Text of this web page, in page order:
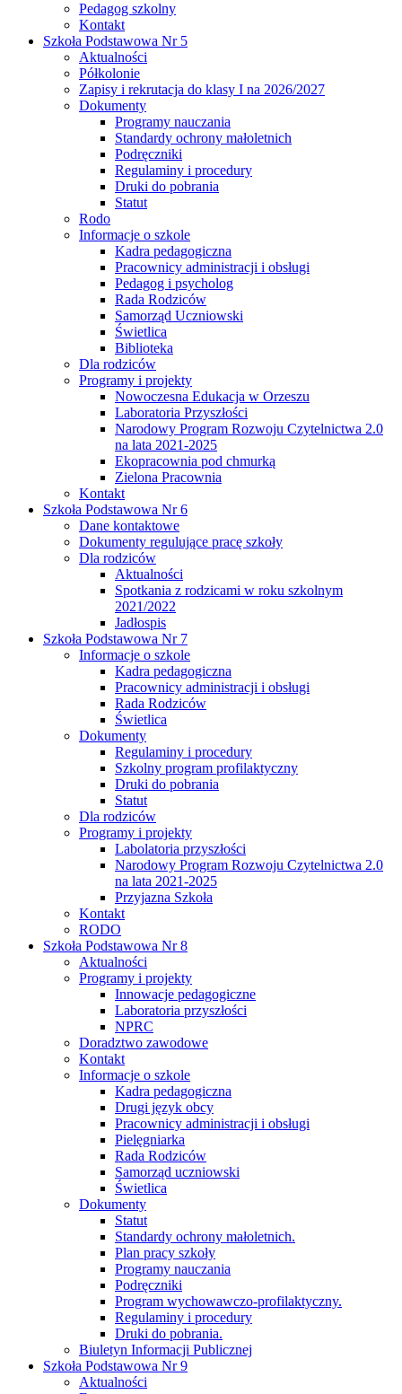
Pedagog szkolny
Kontakt
Szkoła Podstawowa Nr 5
Aktualności
Półkolonie
Zapisy i rekrutacja do klasy I na 2026/2027
Dokumenty
Programy nauczania
Standardy ochrony małoletnich
Podręczniki
Regulaminy i procedury
Druki do pobrania
Statut
Rodo
Informacje o szkole
Kadra pedagogiczna
Pracownicy administracji i obsługi
Pedagog i psycholog
Rada Rodziców
Samorząd Uczniowski
Świetlica
Biblioteka
Dla rodziców
Programy i projekty
Nowoczesna Edukacja w Orzeszu
Laboratoria Przyszłości
Narodowy Program Rozwoju Czytelnictwa 2.0
na lata 2021-2025
Ekopracownia pod chmurką
Zielona Pracownia
Kontakt
Szkoła Podstawowa Nr 6
Dane kontaktowe
Dokumenty regulujące pracę szkoły
Dla rodziców
Aktualności
Spotkania z rodzicami w roku szkolnym
2021/2022
Jadłospis
Szkoła Podstawowa Nr 7
Informacje o szkole
Kadra pedagogiczna
Pracownicy administracji i obsługi
Rada Rodziców
Świetlica
Dokumenty
Regulaminy i procedury
Szkolny program profilaktyczny
Druki do pobrania
Statut
Dla rodziców
Programy i projekty
Labolatoria przyszłości
Narodowy Program Rozwoju Czytelnictwa 2.0
na lata 2021-2025
Przyjazna Szkoła
Kontakt
RODO
Szkoła Podstawowa Nr 8
Aktualności
Programy i projekty
Innowacje pedagogiczne
Laboratoria przyszłości
NPRC
Doradztwo zawodowe
Kontakt
Informacje o szkole
Kadra pedagogiczna
Drugi język obcy
Pracownicy administracji i obsługi
Pielęgniarka
Rada Rodziców
Samorząd uczniowski
Świetlica
Dokumenty
Statut
Standardy ochrony małoletnich.
Plan pracy szkoły
Programy nauczania
Podręczniki
Program wychowawczo-profilaktyczny.
Regulaminy i procedury
Druki do pobrania.
Biuletyn Informacji Publicznej
Szkoła Podstawowa Nr 9
Aktualności